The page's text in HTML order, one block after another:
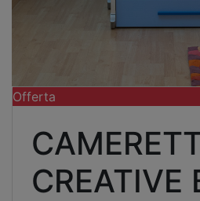
Offerta
CREATIVE